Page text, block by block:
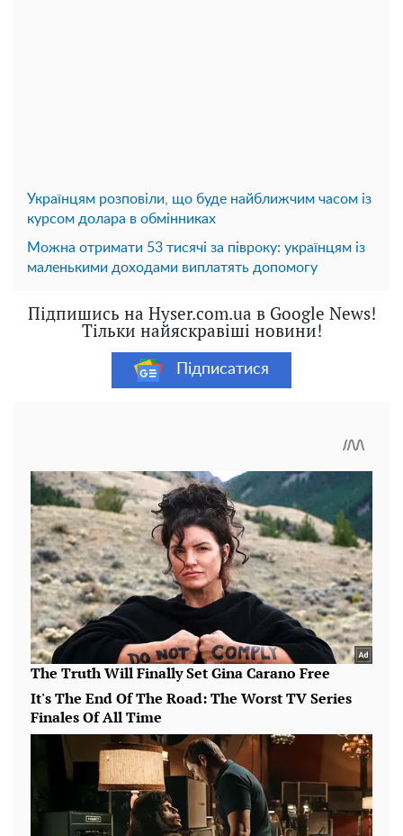
Українцям розповіли, що буде найближчим часом із
курсом долара в обмінниках
Можна отримати 53 тисячі за півроку: українцям із
маленькими доходами виплатять допомогу
Підпишись на Hyser.com.ua в Google News!
Тільки найяскравіші новини!
Підписатися